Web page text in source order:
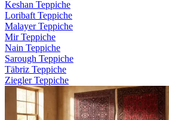
Keshan Teppiche
Loribaft Teppiche
Malayer Teppiche
Mir Teppiche
Nain Teppiche
Sarough Teppiche
Täbriz Teppiche
Ziegler Teppiche